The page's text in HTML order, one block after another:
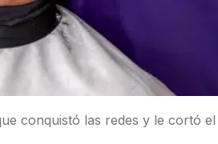
conquistó las redes y le cortó